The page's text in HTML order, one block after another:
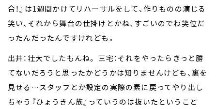
合！』は1週間かけてリハーサルをして、作りものの演じる
笑い、それから舞台の仕掛けとかね、すごいのでわ笑位だ
ったんだったんですけれども。
出井：壮大でしたもんね。 三宅：それをやったらきっと勝
てないだろうと思ったかどうかは知りませんけども、裏を
見せる…スタッフとか設定の実際の素に戻ってやり出し
ちゃう『ひょうきん族』っていうのは抜いたということ